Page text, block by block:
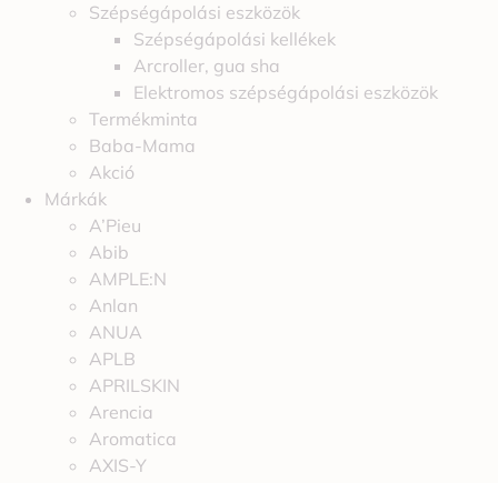
Szépségápolási eszközök
Szépségápolási kellékek
Arcroller, gua sha
Elektromos szépségápolási eszközök
Termékminta
Baba-Mama
Akció
Márkák
A’Pieu
Abib
AMPLE:N
Anlan
ANUA
APLB
APRILSKIN
Arencia
Aromatica
AXIS-Y